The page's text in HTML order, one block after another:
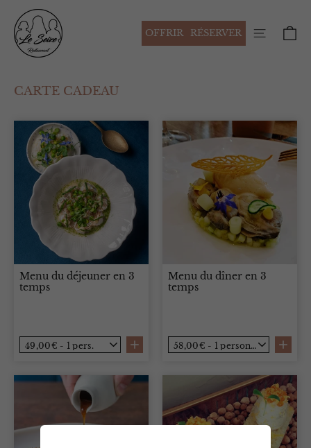
Passer
contenu
Le
Seize
OFFRIR RÉSERVER
CARTE CADEAU
Menu du déjeuner en 3
temps
Menu du dîner en 3
temps